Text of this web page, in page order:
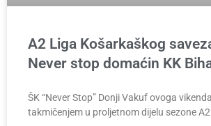
A2 Liga Košarkaškog
Never stop domaćin KK
ŠK “Never Stop” Donji Vakuf ovoga
takmičenjem u proljetnom dijelu sezone A2